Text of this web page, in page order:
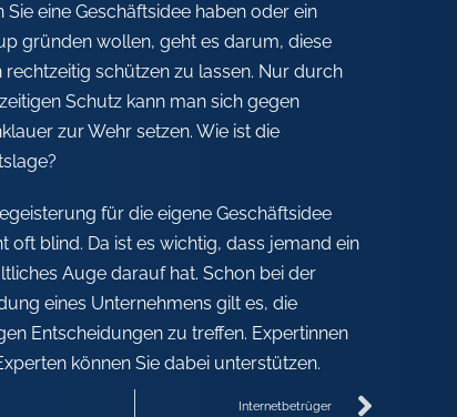
Sie eine Geschäftsidee haben oder ein
gründen wollen, geht es darum, diese
rechtzeitig schützen zu lassen. Nur durch
Schutz kann man sich gegen
zur Wehr setzen. Wie ist die
für die eigene Geschäftsidee
oft blind. Da ist es wichtig, dass jemand ein
Auge darauf hat. Schon bei der
eines Unternehmens gilt es, die
Entscheidungen zu treffen. Expertinnen
können Sie dabei unterstützen.
Internetbetrüger